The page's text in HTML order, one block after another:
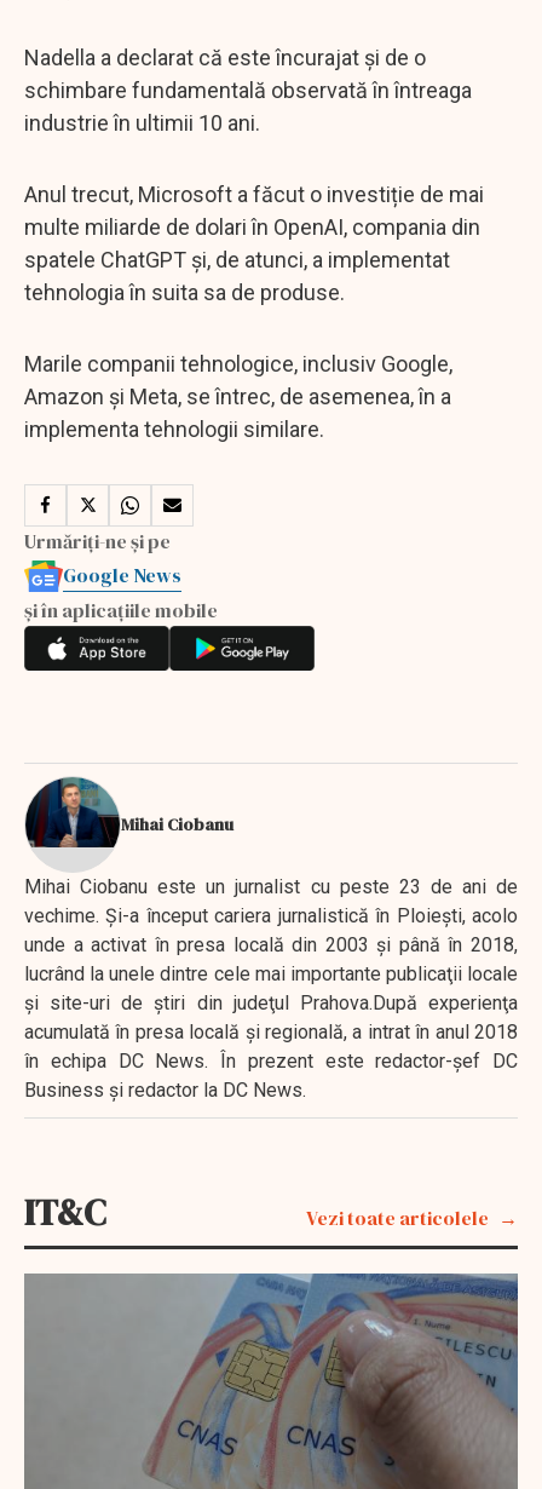
Nadella a declarat că este încurajat și de o
schimbare fundamentală observată în întreaga
industrie în ultimii 10 ani.
Anul trecut, Microsoft a făcut o investiție de mai
multe miliarde de dolari în OpenAI, compania din
spatele ChatGPT și, de atunci, a implementat
tehnologia în suita sa de produse.
Marile companii tehnologice, inclusiv Google,
Amazon și Meta, se întrec, de asemenea, în a
implementa tehnologii similare.
Urmăriți-ne și pe
Google News
și în aplicațiile mobile
Mihai Ciobanu
Mihai Ciobanu este un jurnalist cu peste 23 de ani de
vechime. Şi-a început cariera jurnalistică în Ploieşti, acolo
unde a activat în presa locală din 2003 şi până în 2018,
lucrând la unele dintre cele mai importante publicaţii locale
şi site-uri de ştiri din judeţul Prahova.După experienţa
acumulată în presa locală şi regională, a intrat în anul 2018
în echipa DC News. În prezent este redactor-şef DC
Business şi redactor la DC News.
IT&C Vezi toate articolele